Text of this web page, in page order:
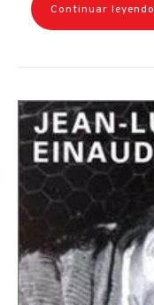
Continuar leyendo